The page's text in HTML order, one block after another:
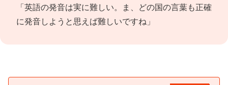
「英語の発音は実に難しい。ま、どの国の言葉も正確
に発音しようと思えば難しいですね」